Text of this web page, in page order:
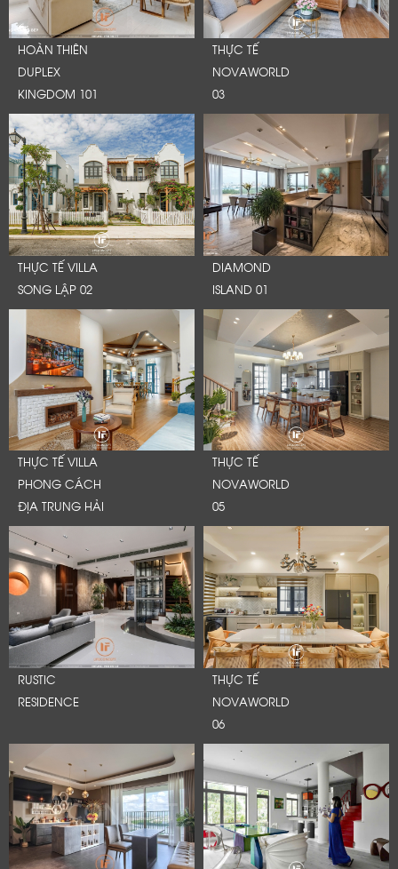
HOÀN THIÊN
DUPLEX
KINGDOM 101
THỰC TẾ
NOVAWORLD
03
THỰC TẾ VILLA
SONG LẬP 02
DIAMOND
ISLAND 01
THỰC TẾ VILLA
PHONG CÁCH
ĐỊA TRUNG HẢI
THỰC TẾ
NOVAWORLD
05
RUSTIC
RESIDENCE
THỰC TẾ
NOVAWORLD
06